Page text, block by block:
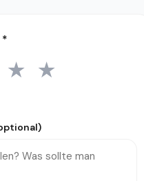
*
4 Sterne
★ 5 Sterne
★